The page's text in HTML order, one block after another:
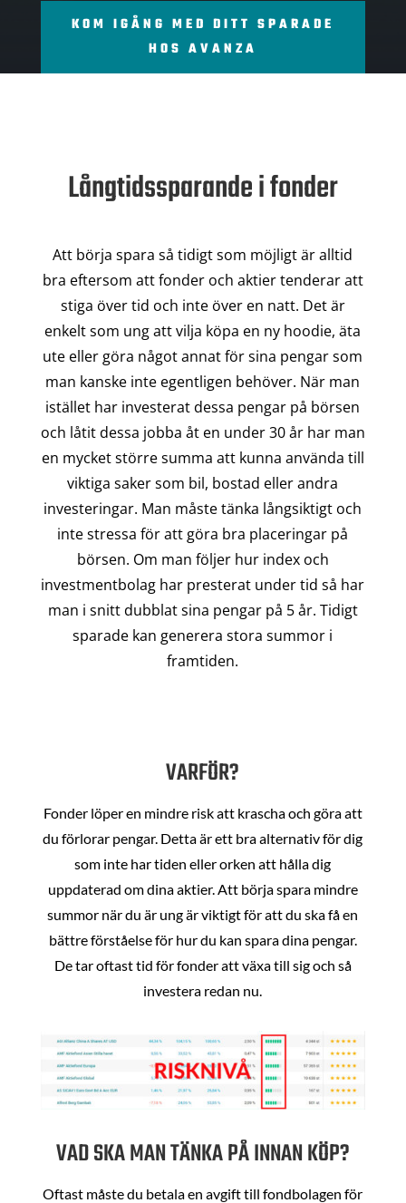
KOM IGÅNG MED DITT SPARADE
HOS AVANZA
Långtidssparande i fonder
Att börja spara så tidigt som möjligt är alltid
bra eftersom att fonder och aktier tenderar att
stiga över tid och inte över en natt. Det är
enkelt som ung att vilja köpa en ny hoodie, äta
ute eller göra något annat för sina pengar som
man kanske inte egentligen behöver. När man
istället har investerat dessa pengar på börsen
och låtit dessa jobba åt en under 30 år har man
en mycket större summa att kunna använda till
viktiga saker som bil, bostad eller andra
investeringar. Man måste tänka långsiktigt och
inte stressa för att göra bra placeringar på
börsen. Om man följer hur index och
investmentbolag har presterat under tid så har
man i snitt dubblat sina pengar på 5 år. Tidigt
sparade kan generera stora summor i
framtiden.
VARFÖR?
Fonder löper en mindre risk att krascha och göra att
du förlorar pengar. Detta är ett bra alternativ för dig
som inte har tiden eller orken att hålla dig
uppdaterad om dina aktier. Att börja spara mindre
summor när du är ung är viktigt för att du ska få en
bättre förståelse för hur du kan spara dina pengar.
De tar oftast tid för fonder att växa till sig och så
investera redan nu.
VAD SKA MAN TÄNKA PÅ INNAN KÖP?
Oftast måste du betala en avgift till fondbolagen för